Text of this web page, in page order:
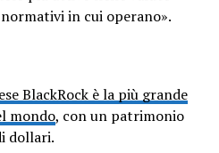
in ​​cui operano».
BlackRock è la più grande
mondo, con un patrimonio
dollari.